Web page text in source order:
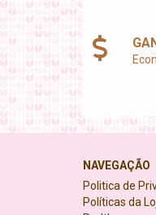
NAVEGAÇÃO
Politica de
Políticas da